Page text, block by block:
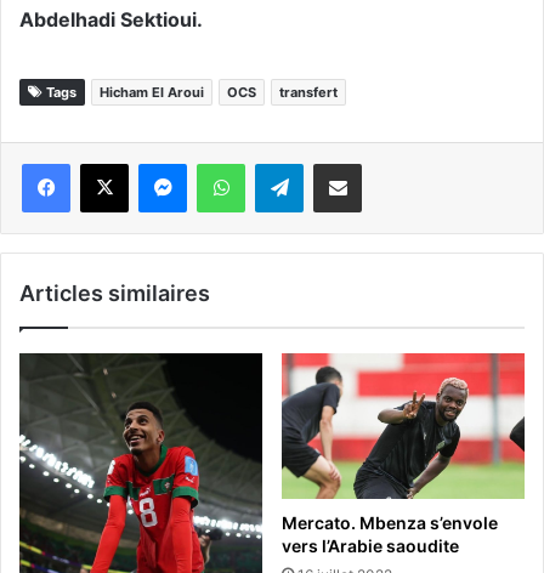
Abdelhadi Sektioui.
Tags Hicham El Aroui OCS transfert
WhatsApp Telegram
Articles similaires
Mercato. Mbenza s’envole
vers l’Arabie saoudite